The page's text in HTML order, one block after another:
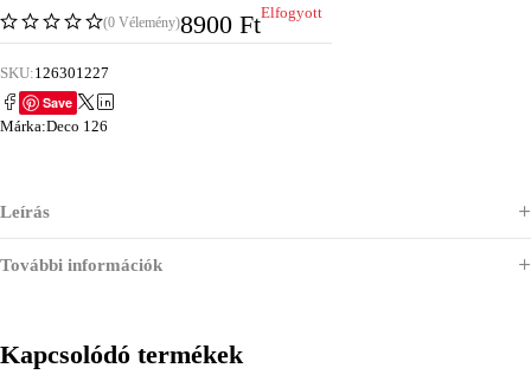
(0 Vélemény)8900 FtElfogyott
SKU:126301227
Save
Márka:Deco 126
Leírás
További információk
Kapcsolódó termékek